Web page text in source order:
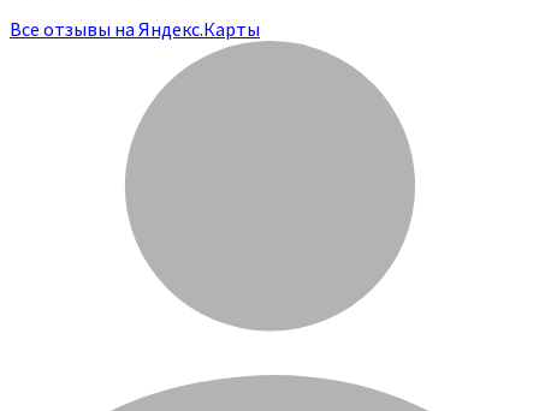
Все отзывы на Яндекс.Карты